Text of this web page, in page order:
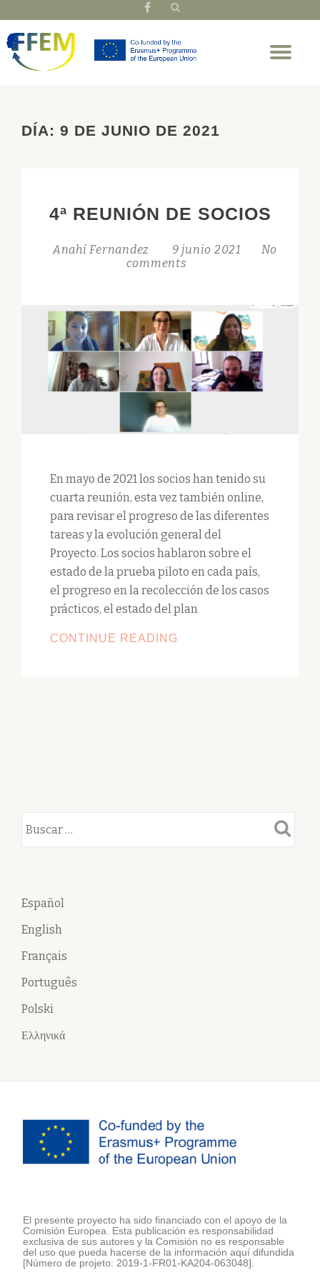
Skip
content
fa-
DÍA: 9 DE JUNIO DE 2021
4ª REUNIÓN DE SOCIOS
Anahí Fernandez 9 junio 2021
No
comments
En mayo de 2021 los socios han tenido su
cuarta reunión, esta vez también online,
para revisar el progreso de las diferentes
tareas y la evolución general del
Proyecto. Los socios hablaron sobre el
estado de la prueba piloto en cada país,
el progreso en la recolección de los casos
prácticos, el estado del plan
CONTINUE READING
Español
English
Français
Português
Polski
Ελληνικά
El presente proyecto ha sido financiado con el apoyo de la
Comisión Europea. Esta publicación es responsabilidad
exclusiva de sus autores y la Comisión no es responsable
del uso que pueda hacerse de la información aquí difundida
[Número de projeto: 2019-1-FR01-KA204-063048].